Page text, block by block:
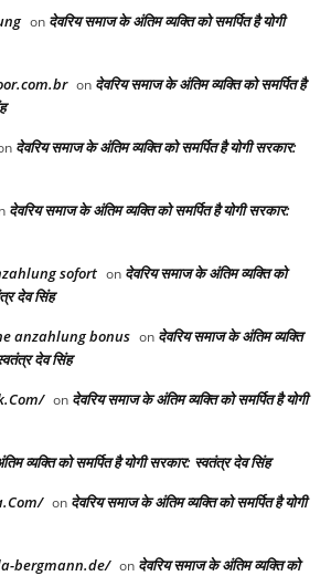
on देवरिय समाज के अंतिम व्यक्ति को समर्पित है योगी
on देवरिय समाज के अंतिम व्यक्ति को समर्पित है
देवरिय समाज के अंतिम व्यक्ति को समर्पित है योगी सरकार:
देवरिय समाज के अंतिम व्यक्ति को समर्पित है योगी सरकार:
sofort on देवरिय समाज के अंतिम व्यक्ति को
देव सिंह
anzahlung bonus on देवरिय समाज के अंतिम व्यक्ति
देव सिंह
on देवरिय समाज के अंतिम व्यक्ति को समर्पित है योगी
व्यक्ति को समर्पित है योगी सरकार: स्वतंत्र देव सिंह
on देवरिय समाज के अंतिम व्यक्ति को समर्पित है योगी
bergmann.de/ on देवरिय समाज के अंतिम व्यक्ति को